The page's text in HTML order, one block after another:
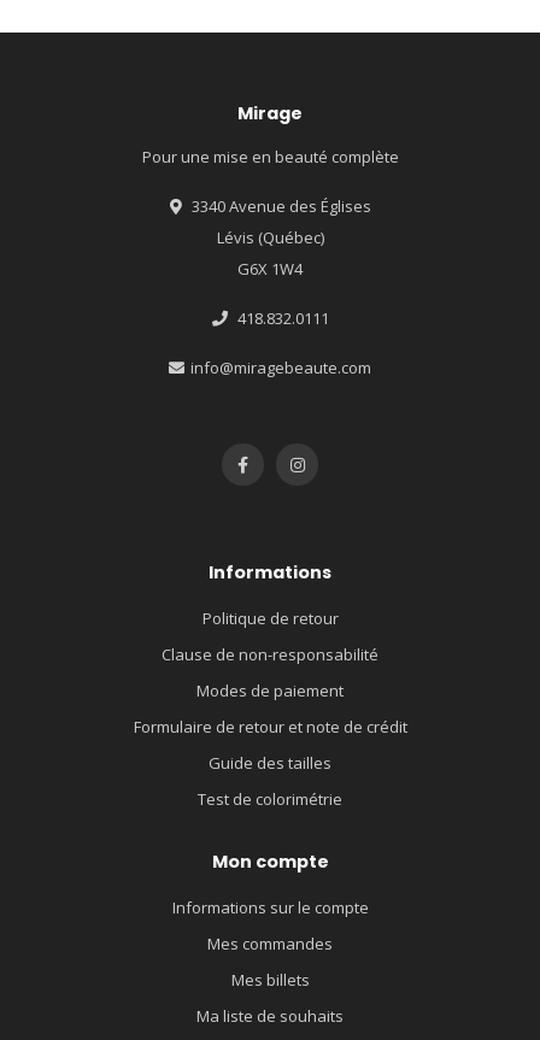
Mirage
Pour une mise en beauté complète
3340 Avenue des Églises
Lévis (Québec)
G6X 1W4
418.832.0111
info@miragebeaute.com
Informations
Politique de retour
Clause de non-responsabilité
Modes de paiement
Formulaire de retour et note de crédit
Guide des tailles
Test de colorimétrie
Mon compte
Informations sur le compte
Mes commandes
Mes billets
Ma liste de souhaits